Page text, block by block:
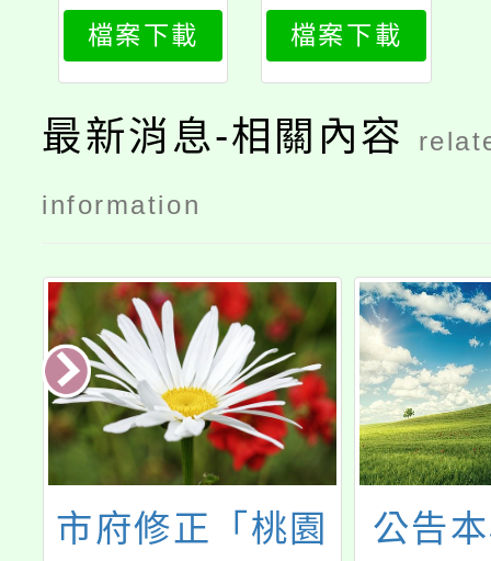
教學支援人
員甄選簡章
公告版
檔案下載
教學支援人
員甄選簡章
公告版
檔案下載
最新消息-相關內容
information
公告本校114學
公告